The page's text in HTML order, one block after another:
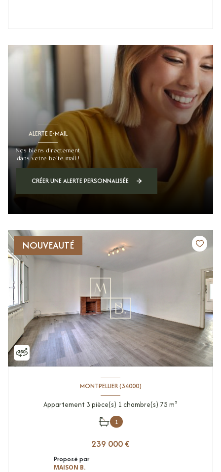
ALERTE E-MAIL
Nos biens directement
dans votre boite mail !
CRÉER UNE ALERTE PERSONNALISÉE
NOUVEAUTÉ
MONTPELLIER (34000)
Appartement 3 pièce(s) 1 chambre(s) 75 m²
1
239 000 €
Proposé par
MAISON B.